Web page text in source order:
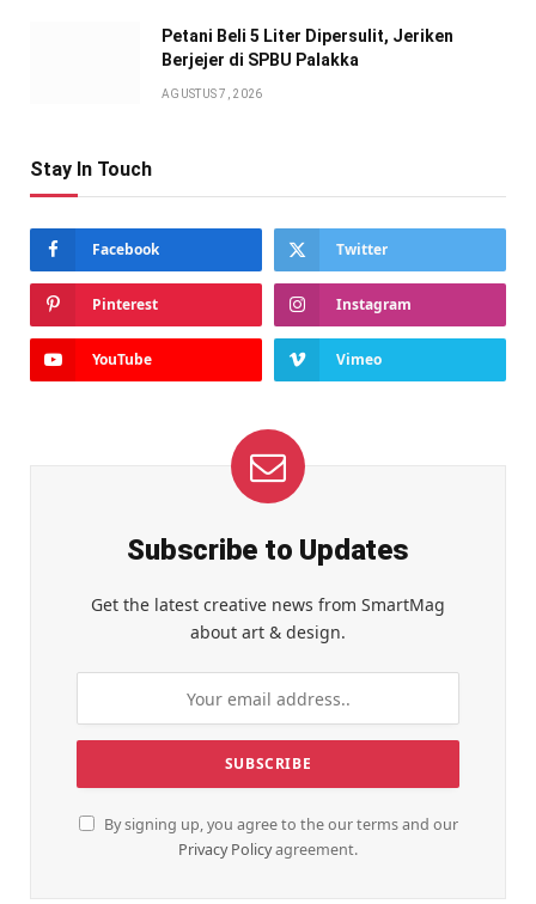
Petani Beli 5 Liter Dipersulit, Jeriken
Berjejer di SPBU Palakka
AGUSTUS 7, 2026
Stay In Touch
Facebook Twitter
Pinterest Instagram
YouTube Vimeo
Subscribe to Updates
Get the latest creative news from SmartMag
about art & design.
By signing up, you agree to the our terms and our
Privacy Policyagreement.